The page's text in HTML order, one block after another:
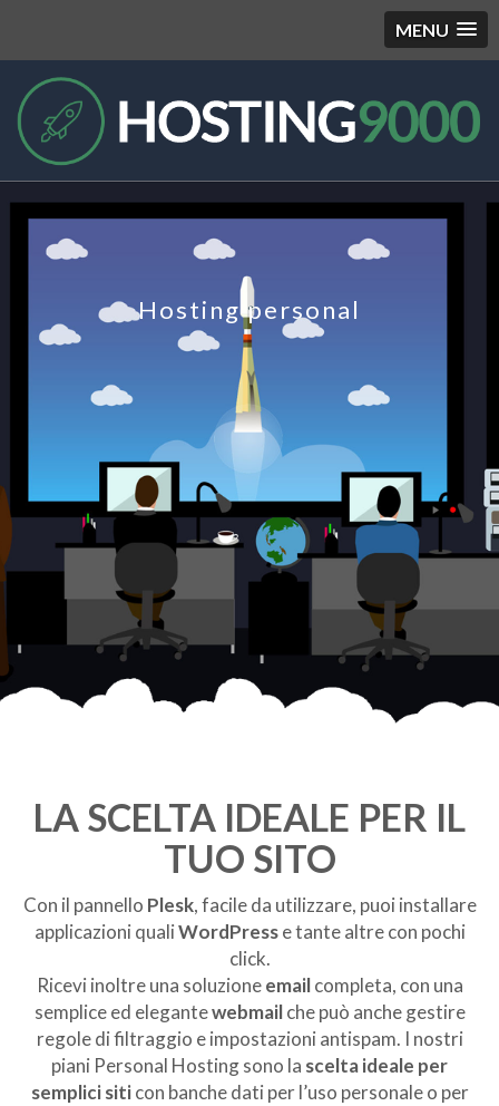
MENU
Hosting personal
LA SCELTA IDEALE PER IL
TUO SITO
Con il pannello Plesk, facile da utilizzare, puoi installare
applicazioni qualiWordPresse tante altre con pochi
click.
Ricevi inoltre una soluzioneemailcompleta, con una
semplice ed elegantewebmailche può anche gestire
regole di filtraggio e impostazioni antispam. I nostri
piani Personal Hosting sono la scelta ideale per
semplici siticon banche dati per l’uso personale o per